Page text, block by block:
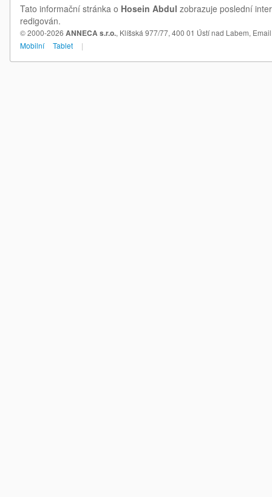
Tato informační stránka o Hosein Abdul zobrazuje poslední
redigován.
© 2000-2026 ANNECA s.r.o., Klíšská 977/77, 400 01 Ústí nad Labem,
Mobilní
Tablet |